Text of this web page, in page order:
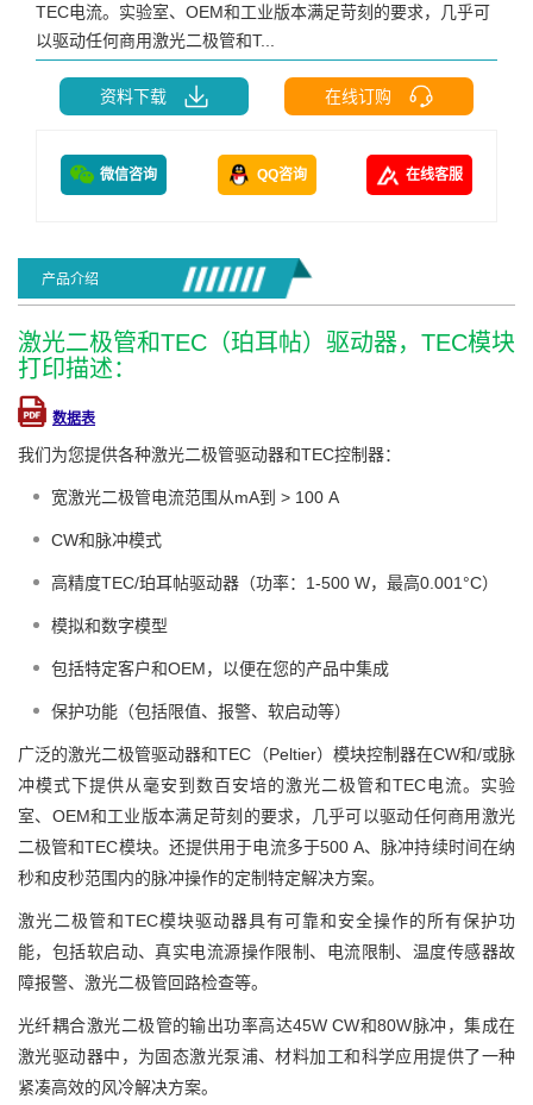
TEC电流。实验室、OEM和工业版本满足苛刻的要求，几乎可
以驱动任何商用激光二极管和T...
资料下载 在线订购
微信咨询 QQ咨询 在线客服
产品介绍
激光二极管和TEC（珀耳帖）驱动器，TEC模块
打印描述：
数据表
我们为您提供各种激光二极管驱动器和TEC控制器：
宽激光二极管电流范围从mA到 > 100 A
CW和脉冲模式
高精度TEC/珀耳帖驱动器（功率：1-500 W，最高0.001°C）
模拟和数字模型
包括特定客户和OEM，以便在您的产品中集成
保护功能（包括限值、报警、软启动等）
广泛的激光二极管驱动器和TEC（Peltier）模块控制器在CW和/或脉
冲模式下提供从毫安到数百安培的激光二极管和TEC电流。实验
室、OEM和工业版本满足苛刻的要求，几乎可以驱动任何商用激光
二极管和TEC模块。还提供用于电流多于500 A、脉冲持续时间在纳
秒和皮秒范围内的脉冲操作的定制特定解决方案。
激光二极管和TEC模块驱动器具有可靠和安全操作的所有保护功
能，包括软启动、真实电流源操作限制、电流限制、温度传感器故
障报警、激光二极管回路检查等。
光纤耦合激光二极管的输出功率高达45W CW和80W脉冲，集成在
激光驱动器中，为固态激光泵浦、材料加工和科学应用提供了一种
紧凑高效的风冷解决方案。